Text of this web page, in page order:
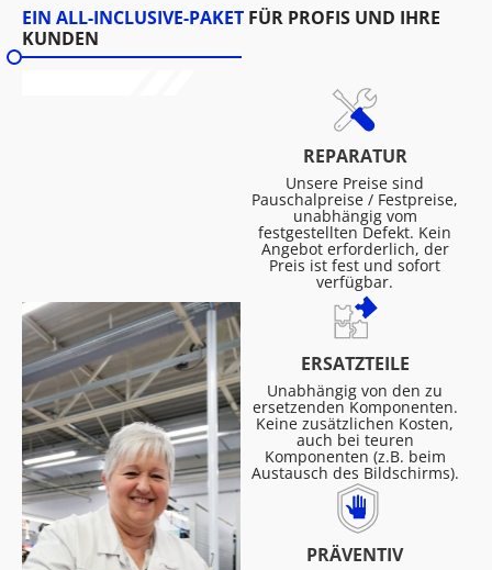
EIN ALL-INCLUSIVE-PAKET FÜR PROFIS UND IHRE
KUNDEN
REPARATUR
Unsere Preise sind
Pauschalpreise / Festpreise,
unabhängig vom
festgestellten Defekt. Kein
Angebot erforderlich, der
Preis ist fest und sofort
verfügbar.
ERSATZTEILE
Unabhängig von den zu
ersetzenden Komponenten.
Keine zusätzlichen Kosten,
auch bei teuren
Komponenten (z.B. beim
Austausch des Bildschirms).
PRÄVENTIV